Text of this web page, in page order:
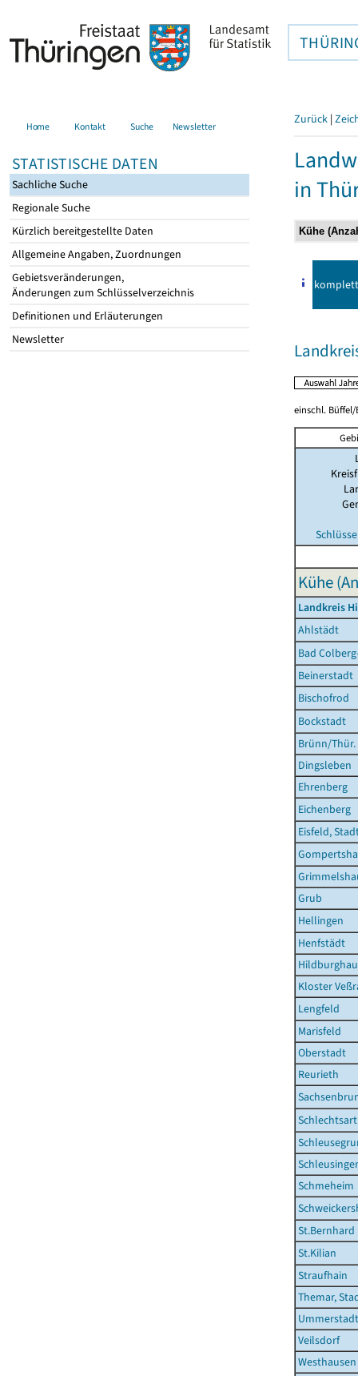
Home Kontakt Suche Newsletter
STATISTISCHE DATEN
Sachliche Suche
Regionale Suche
Kürzlich bereitgestellte Daten
Allgemeine Angaben, Zuordnungen
Gebietsveränderungen,
Änderungen zum Schlüsselverzeichnis
Definitionen und Erläuterungen
Newsletter
Zurück |
in
komplett
einschl. Büffel/
Kühe
Landkreis
Ahlstädt
Bad
Beinerstadt
Bischofrod
Bockstadt
Brünn/Thür.
Dingsleben
Ehrenberg
Eichenberg
Eisfeld,
Grub
Hellingen
Henfstädt
Kloster
Lengfeld
Marisfeld
Oberstadt
Reurieth
Schlechtsart
Schmeheim
St.Bernhard
St.Kilian
Straufhain
Themar,
Veilsdorf
Westhausen